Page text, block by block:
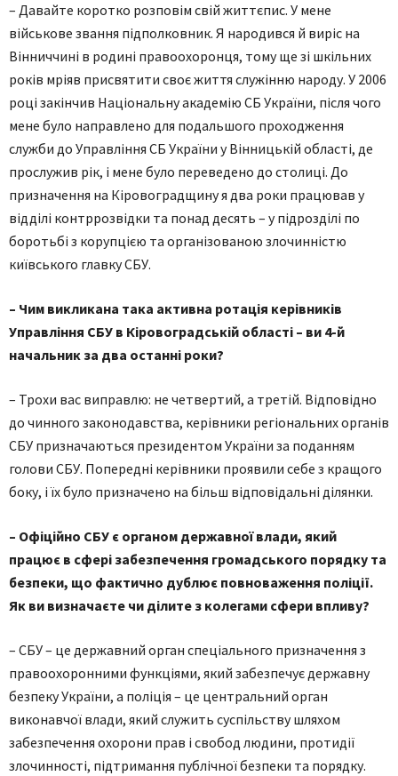
– Давайте коротко розповім свій життєпис. У мене
військове звання підполковник. Я народився й виріс на
Вінниччині в родині правоохоронця, тому ще зі шкільних
років мріяв присвятити своє життя служінню народу. У 2006
році закінчив Національну академію СБ України, після чого
мене було направлено для подальшого проходження
служби до Управління СБ України у Вінницькій області, де
прослужив рік, і мене було переведено до столиці. До
призначення на Кіровоградщину я два роки працював у
відділі контррозвідки та понад десять – у підрозділі по
боротьбі з корупцією та організованою злочинністю
київського главку СБУ.
– Чим викликана така активна ротація керівників
Управління СБУ в Кіровоградській області – ви 4-й
начальник за два останні роки?
– Трохи вас виправлю: не четвертий, а третій. Відповідно
до чинного законодавства, керівники регіональних органів
СБУ призначаються президентом України за поданням
голови СБУ. Попередні керівники проявили себе з кращого
боку, і їх було призначено на більш відповідальні ділянки.
– Офіційно СБУ є органом державної влади, який
працює в сфері забезпечення громадського порядку та
безпеки, що фактично дублює повноваження поліції.
Як ви визначаєте чи ділите з колегами сфери впливу?
– СБУ – це державний орган спеціального призначення з
правоохоронними функціями, який забезпечує державну
безпеку України, а поліція – це центральний орган
виконавчої влади, який служить суспільству шляхом
забезпечення охорони прав і свобод людини, протидії
злочинності, підтримання публічної безпеки та порядку.